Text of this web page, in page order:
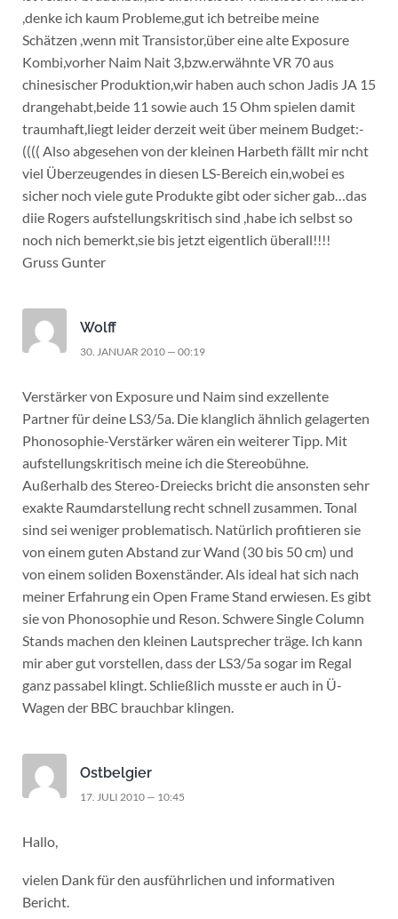
,denke ich kaum Probleme,gut ich betreibe meine
Schätzen ,wenn mit Transistor,über eine alte Exposure
Kombi,vorher Naim Nait 3,bzw.erwähnte VR 70 aus
chinesischer Produktion,wir haben auch schon Jadis JA 15
drangehabt,beide 11 sowie auch 15 Ohm spielen damit
traumhaft,liegt leider derzeit weit über meinem Budget:-
(((( Also abgesehen von der kleinen Harbeth fällt mir ncht
viel Überzeugendes in diesen LS-Bereich ein,wobei es
sicher noch viele gute Produkte gibt oder sicher gab…das
diie Rogers aufstellungskritisch sind ,habe ich selbst so
noch nich bemerkt,sie bis jetzt eigentlich überall!!!!
Gruss Gunter
Wolff
30. JANUAR 2010 — 00:19
Verstärker von Exposure und Naim sind exzellente
Partner für deine LS3/5a. Die klanglich ähnlich gelagerten
Phonosophie-Verstärker wären ein weiterer Tipp. Mit
aufstellungskritisch meine ich die Stereobühne.
Außerhalb des Stereo-Dreiecks bricht die ansonsten sehr
exakte Raumdarstellung recht schnell zusammen. Tonal
sind sei weniger problematisch. Natürlich profitieren sie
von einem guten Abstand zur Wand (30 bis 50 cm) und
von einem soliden Boxenständer. Als ideal hat sich nach
meiner Erfahrung ein Open Frame Stand erwiesen. Es gibt
sie von Phonosophie und Reson. Schwere Single Column
Stands machen den kleinen Lautsprecher träge. Ich kann
mir aber gut vorstellen, dass der LS3/5a sogar im Regal
ganz passabel klingt. Schließlich musste er auch in Ü-
Wagen der BBC brauchbar klingen.
Ostbelgier
17. JULI 2010 — 10:45
Hallo,
vielen Dank für den ausführlichen und informativen
Bericht.